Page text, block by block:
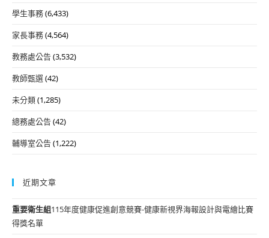
學生事務(6,433)
家長事務(4,564)
教務處公告(3,532)
教師甄選(42)
未分類(1,285)
總務處公告(42)
輔導室公告(1,222)
近期文章
重要衛生組115年度健康促進創意競賽-健康新視界海報設計與電繪比賽
得獎名單